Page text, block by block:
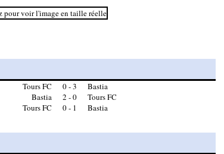
Tours FC 0 - 3
Bastia
Bastia 2 - 0
Tours FC
Tours FC 0 - 1 Bastia